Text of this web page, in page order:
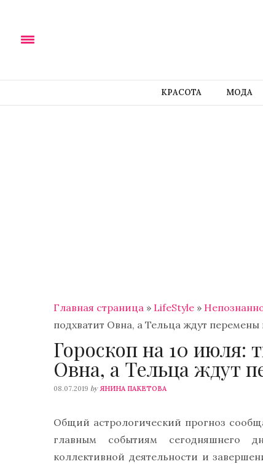
КРАСОТА МОДА
Главная страница » LifeStyle »
подхватит Овна, а Тельца ждут
Гороскоп на 10 июля:
Овна, а Тельца ждут
08.07.2019 by ЯНИНА ПАКЕТОВА
Общий астрологический прогноз
главным событиям сегодняшнего
коллективной деятельности и